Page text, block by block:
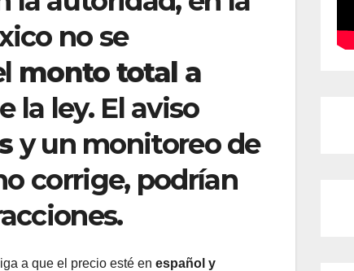
no se
monto total a
la ley. El aviso
y un monitoreo de
corrige, podrían
a que el precio esté en español y